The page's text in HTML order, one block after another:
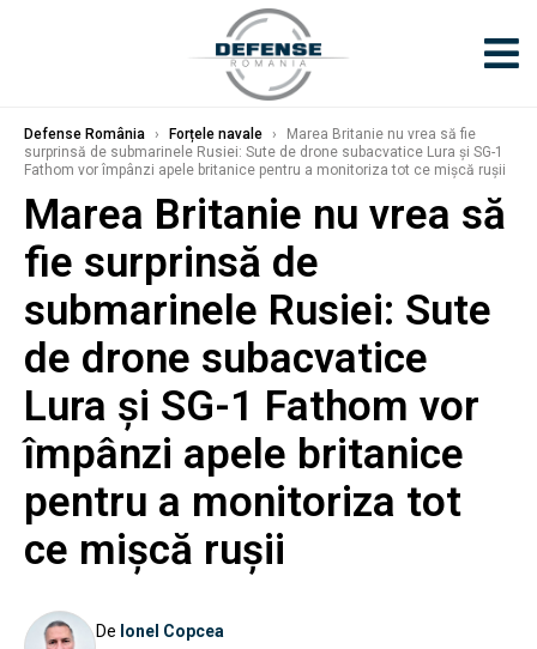
Defense România › Forțele navale ›
Marea Britanie nu vrea să fie
surprinsă de submarinele Rusiei: Sute de drone subacvatice Lura și SG-1
Fathom vor împânzi apele britanice pentru a monitoriza tot ce mișcă rușii
Marea Britanie nu vrea să
fie surprinsă de
submarinele Rusiei: Sute
de drone subacvatice
Lura și SG-1 Fathom vor
împânzi apele britanice
pentru a monitoriza tot
ce mișcă rușii
De Ionel Copcea